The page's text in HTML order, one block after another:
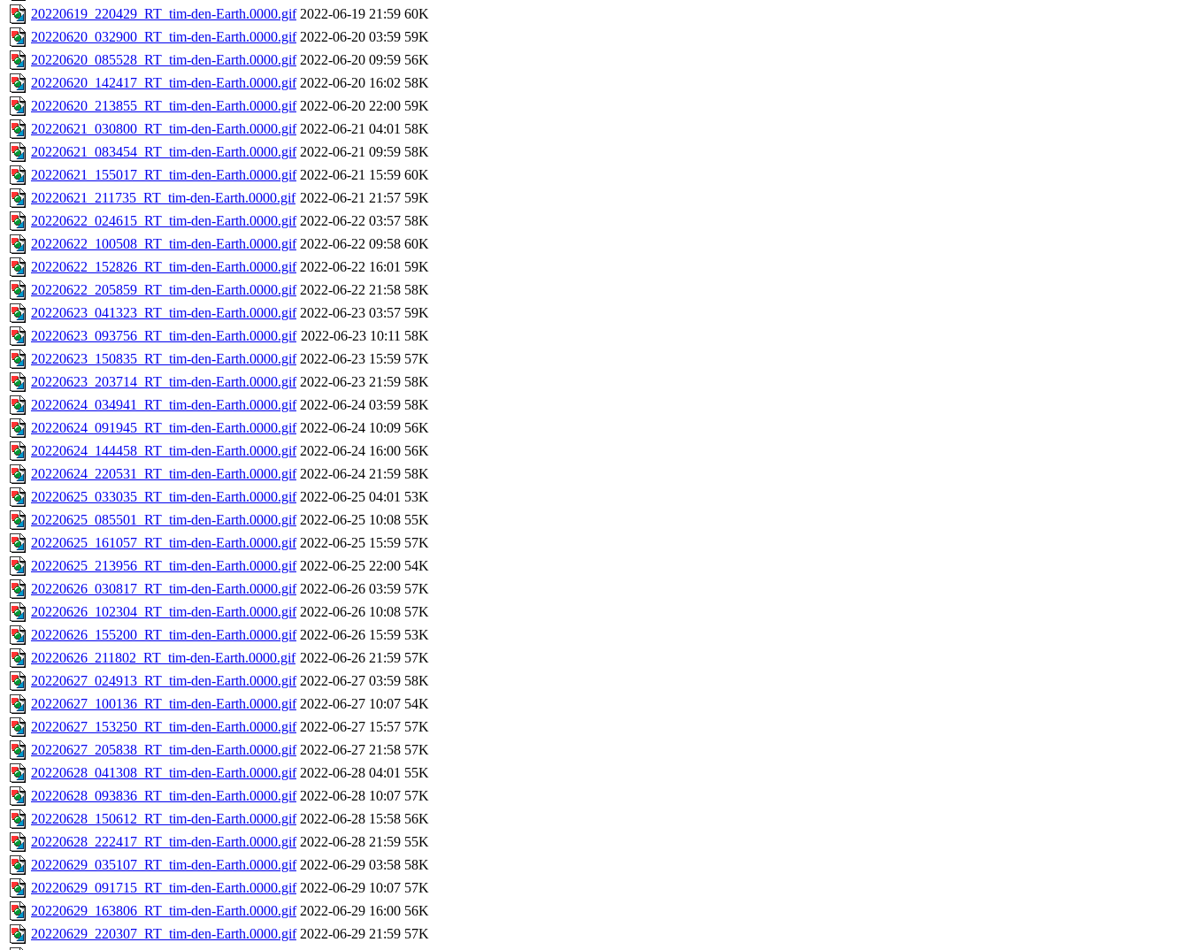
20220619_220429_RT_tim-den-Earth.0000.gif 2022-06-19 21:59 60K
20220620_032900_RT_tim-den-Earth.0000.gif 2022-06-20 03:59 59K
20220620_085528_RT_tim-den-Earth.0000.gif 2022-06-20 09:59 56K
20220620_142417_RT_tim-den-Earth.0000.gif 2022-06-20 16:02 58K
20220620_213855_RT_tim-den-Earth.0000.gif 2022-06-20 22:00 59K
20220621_030800_RT_tim-den-Earth.0000.gif 2022-06-21 04:01 58K
20220621_083454_RT_tim-den-Earth.0000.gif 2022-06-21 09:59 58K
20220621_155017_RT_tim-den-Earth.0000.gif 2022-06-21 15:59 60K
20220621_211735_RT_tim-den-Earth.0000.gif 2022-06-21 21:57 59K
20220622_024615_RT_tim-den-Earth.0000.gif 2022-06-22 03:57 58K
20220622_100508_RT_tim-den-Earth.0000.gif 2022-06-22 09:58 60K
20220622_152826_RT_tim-den-Earth.0000.gif 2022-06-22 16:01 59K
20220622_205859_RT_tim-den-Earth.0000.gif 2022-06-22 21:58 58K
20220623_041323_RT_tim-den-Earth.0000.gif 2022-06-23 03:57 59K
20220623_093756_RT_tim-den-Earth.0000.gif 2022-06-23 10:11 58K
20220623_150835_RT_tim-den-Earth.0000.gif 2022-06-23 15:59 57K
20220623_203714_RT_tim-den-Earth.0000.gif 2022-06-23 21:59 58K
20220624_034941_RT_tim-den-Earth.0000.gif 2022-06-24 03:59 58K
20220624_091945_RT_tim-den-Earth.0000.gif 2022-06-24 10:09 56K
20220624_144458_RT_tim-den-Earth.0000.gif 2022-06-24 16:00 56K
20220624_220531_RT_tim-den-Earth.0000.gif 2022-06-24 21:59 58K
20220625_033035_RT_tim-den-Earth.0000.gif 2022-06-25 04:01 53K
20220625_085501_RT_tim-den-Earth.0000.gif 2022-06-25 10:08 55K
20220625_161057_RT_tim-den-Earth.0000.gif 2022-06-25 15:59 57K
20220625_213956_RT_tim-den-Earth.0000.gif 2022-06-25 22:00 54K
20220626_030817_RT_tim-den-Earth.0000.gif 2022-06-26 03:59 57K
20220626_102304_RT_tim-den-Earth.0000.gif 2022-06-26 10:08 57K
20220626_155200_RT_tim-den-Earth.0000.gif 2022-06-26 15:59 53K
20220626_211802_RT_tim-den-Earth.0000.gif 2022-06-26 21:59 57K
20220627_024913_RT_tim-den-Earth.0000.gif 2022-06-27 03:59 58K
20220627_100136_RT_tim-den-Earth.0000.gif 2022-06-27 10:07 54K
20220627_153250_RT_tim-den-Earth.0000.gif 2022-06-27 15:57 57K
20220627_205838_RT_tim-den-Earth.0000.gif 2022-06-27 21:58 57K
20220628_041308_RT_tim-den-Earth.0000.gif 2022-06-28 04:01 55K
20220628_093836_RT_tim-den-Earth.0000.gif 2022-06-28 10:07 57K
20220628_150612_RT_tim-den-Earth.0000.gif 2022-06-28 15:58 56K
20220628_222417_RT_tim-den-Earth.0000.gif 2022-06-28 21:59 55K
20220629_035107_RT_tim-den-Earth.0000.gif 2022-06-29 03:58 58K
20220629_091715_RT_tim-den-Earth.0000.gif 2022-06-29 10:07 57K
20220629_163806_RT_tim-den-Earth.0000.gif 2022-06-29 16:00 56K
20220629_220307_RT_tim-den-Earth.0000.gif 2022-06-29 21:59 57K